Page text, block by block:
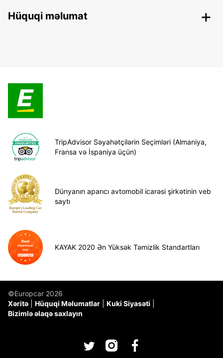
Hüquqi məlumat
TripAdvisor Səyahətçilərin Seçimləri (Almaniya,
Fransa və İspaniya üçün)
Dünyanın aparıcı avtomobil icarəsi şirkətinin veb
saytı
KAYAK 2020 Ən Yüksək Təmizlik Standartları
©Europcar 2026
Xəritə
Hüquqi Məlumatlar
Kuki Siyasəti
Bizimlə əlaqə saxlayın